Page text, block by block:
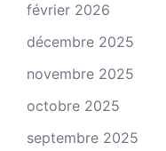
février 2026
décembre 2025
novembre 2025
octobre 2025
septembre 2025